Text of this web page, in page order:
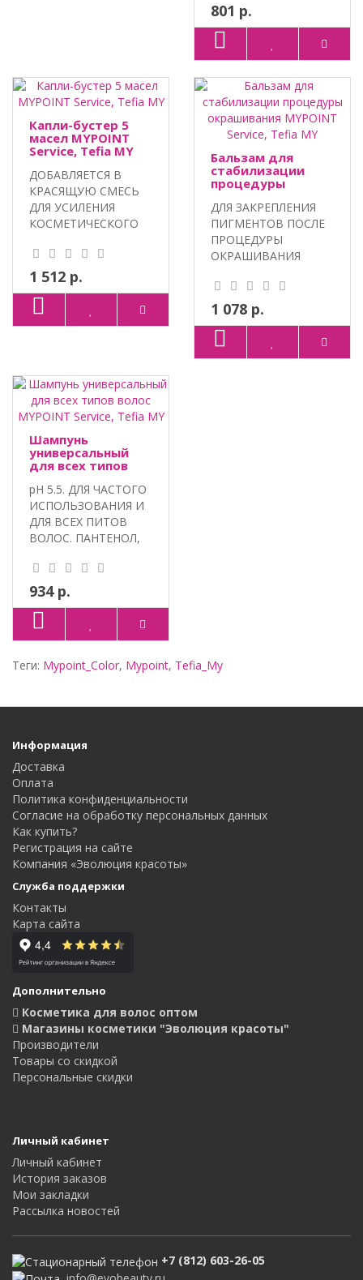
801 р.
Капли-бустер 5
масел MYPOINT
Service, Tefia MY
ДОБАВЛЯЕТСЯ В
КРАСЯЩУЮ СМЕСЬ
ДЛЯ УСИЛЕНИЯ
КОСМЕТИЧЕСКОГО
ОРАШИВАНИЯ. МА..
1 512 р.
Бальзам для
стабилизации
процедуры
MYPOINT Service,
Tefia MY
ДЛЯ ЗАКРЕПЛЕНИЯ
ПИГМЕНТОВ ПОСЛЕ
ПРОЦЕДУРЫ
ОКРАШИВАНИЯ
ИНТЕГРИРОВАННЫЙ
КО..
1 078 р.
Шампунь
универсальный
для всех типов
Service, Tefia MY
pH 5.5. ДЛЯ ЧАСТОГО
ИСПОЛЬЗОВАНИЯ И
ДЛЯ ВСЕХ ПИТОВ
ВОЛОС. ПАНТЕНОЛ,
934 р.
Теги: Mypoint_Color, Mypoint, Tefia_My
Информация
Доставка
Оплата
Политика конфиденциальности
Согласие на обработку персональных данных
Как купить?
Регистрация на сайте
Компания «Эволюция красоты»
Служба поддержки
Контакты
Карта сайта
Дополнительно
Косметика для волос оптом
Магазины косметики "Эволюция красоты"
Производители
Товары со скидкой
Персональные скидки
Личный кабинет
Личный кабинет
История заказов
Мои закладки
Рассылка новостей
+7 (812) 603-26-05